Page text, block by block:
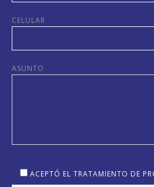
CELULAR
ASUNTO
ACEPTÓ EL TRATAMIENTO DE